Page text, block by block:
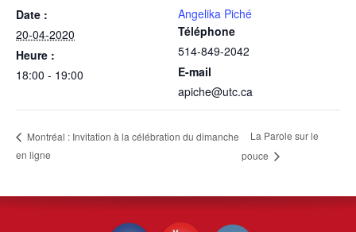
Date :
20-04-2020
Heure :
18:00 - 19:00
Angelika Piché
Téléphone
514-849-2042
E-mail
apiche@utc.ca
Montréal : Invitation à la célébration du dimanche
en ligne
La Parole sur le
pouce